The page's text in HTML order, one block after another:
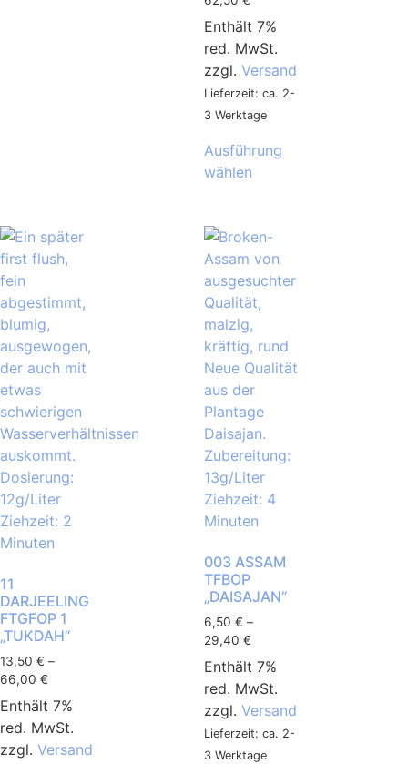
Enthält 7%
red. MwSt.
zzgl. Versand
Lieferzeit: ca. 2-
3 Werktage
Ausführung
wählen
11
DARJEELING
FTGFOP 1
„TUKDAH“
13,50 € –
66,00 €
Enthält 7%
red. MwSt.
zzgl. Versand
003 ASSAM
TFBOP
„DAISAJAN“
6,50 € –
29,40 €
Enthält 7%
red. MwSt.
zzgl. Versand
Lieferzeit: ca. 2-
3 Werktage